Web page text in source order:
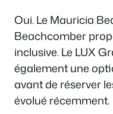
Oui. Le Mauricia
Beachcomber
inclusive. Le LUX
également une
avant de réserver
évolué récemment.